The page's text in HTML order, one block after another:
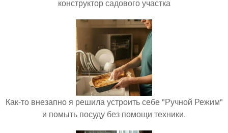
конструктор садового участка
Как-то внезапно я решила устроить себе "Ручной Режим"
и помыть посуду без помощи техники.